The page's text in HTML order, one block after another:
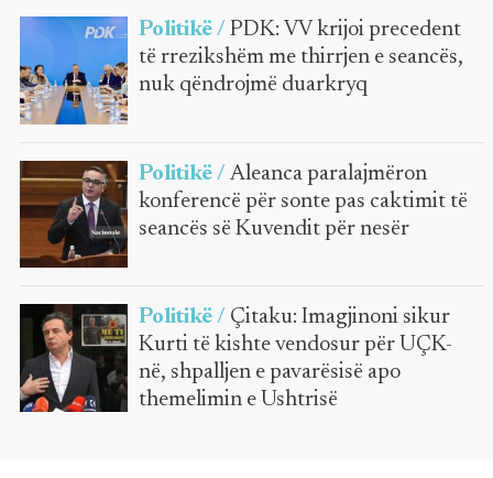
Politikë / PDK: VV krijoi precedent
të rrezikshëm me thirrjen e seancës,
nuk qëndrojmë duarkryq
Politikë / Aleanca paralajmëron
konferencë për sonte pas caktimit të
seancës së Kuvendit për nesër
Politikë / Çitaku: Imagjinoni sikur
Kurti të kishte vendosur për UÇK-
në, shpalljen e pavarësisë apo
themelimin e Ushtrisë